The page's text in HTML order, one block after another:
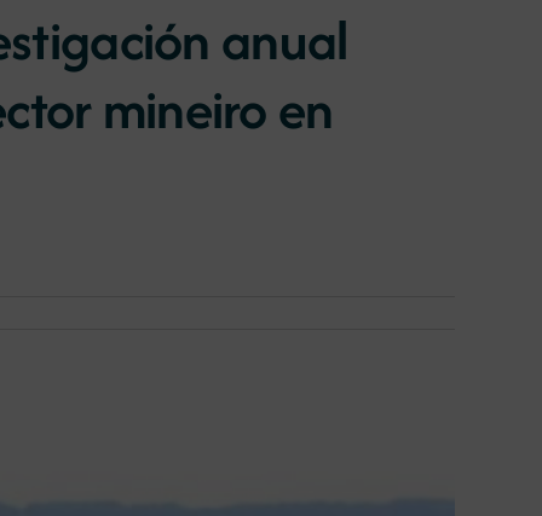
anual
mineiro en